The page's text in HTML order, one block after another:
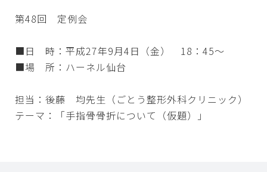
第48回 定例会
■日 時：平成27年9月4日（金） 18：45～
■場 所：ハーネル仙台
担当：後藤 均先生（ごとう整形外科クリニック）
テーマ：「手指骨骨折について（仮題）」